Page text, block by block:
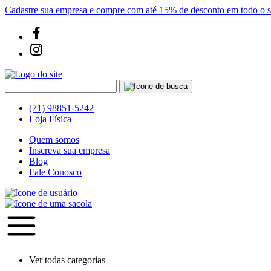
Cadastre sua empresa e compre com até 15% de desconto em todo o
(71) 98851-5242
Loja Física
Quem somos
Inscreva sua empresa
Blog
Fale Conosco
Ver todas categorias